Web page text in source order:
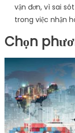
vận đơn, vì sai
trong việc nhận
Chọn